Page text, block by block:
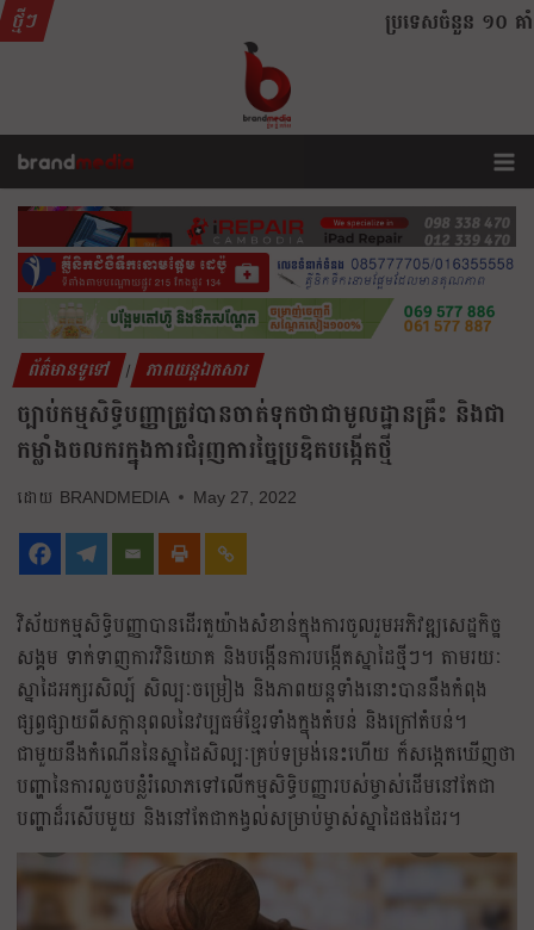
ថ្មីៗ ប្រទេសចំនួន ១០ គាំទ្
ព័ត៌មានទូទៅ | ភាពយន្តឯកសារ
ច្បាប់កម្មសិទ្ធិបញ្ញាត្រូវបានចាត់ទុកថាជាមូលដ្ឋានគ្រឹះ និងជា
កម្លាំងចលករក្នុងការជំរុញការច្នៃប្រឌិតបង្កើតថ្មី
BRANDMEDIA May 27, 2022
វិស័យកម្មសិទ្ធិបញ្ញាបានដើរតួយ៉ាងសំខាន់ក្នុងការចូលរួមអភិវឌ្ឍសេដ្ឋកិច្ឋ
សង្គម ទាក់ទាញការវិនិយោគ និងបង្កើនការបង្កើតស្នាដៃថ្មីៗ។ តាមរយៈ
ស្នាដៃអក្សរសិល្ប៍ សិល្បៈចម្រៀង និងភាពយន្តទាំងនោះបាននឹងកំពុង
ផ្សព្វផ្សាយពីសក្ដានុពលនៃវប្បធម៌ខ្មែរទាំងក្នុងតំបន់ និងក្រៅតំបន់។
ជាមួយនឹងកំណើននៃស្នាដៃសិល្បៈគ្រប់ទម្រង់នេះហើយ ក៏សង្កេតឃើញថា
បញ្ហានៃការលួចបន្លំរំលោភទៅលើកម្មសិទ្ធិបញ្ញារបស់ម្ចាស់ដើមនៅតែជា
បញ្ហាដ៏រសើបមួយ និងនៅតែជាកង្វល់សម្រាប់ម្ចាស់ស្នាដៃផងដែរ។